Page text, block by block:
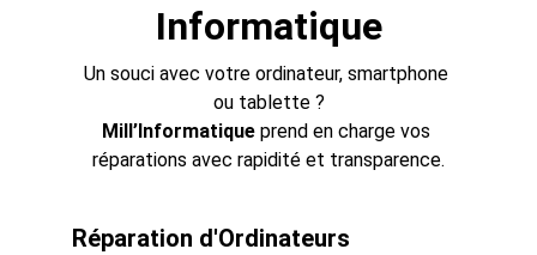
Informatique
Un souci avec votre ordinateur, smartphone
ou tablette ?
Mill’Informatique prend en charge vos
réparations avec rapidité et transparence.
Réparation d'Ordinateurs